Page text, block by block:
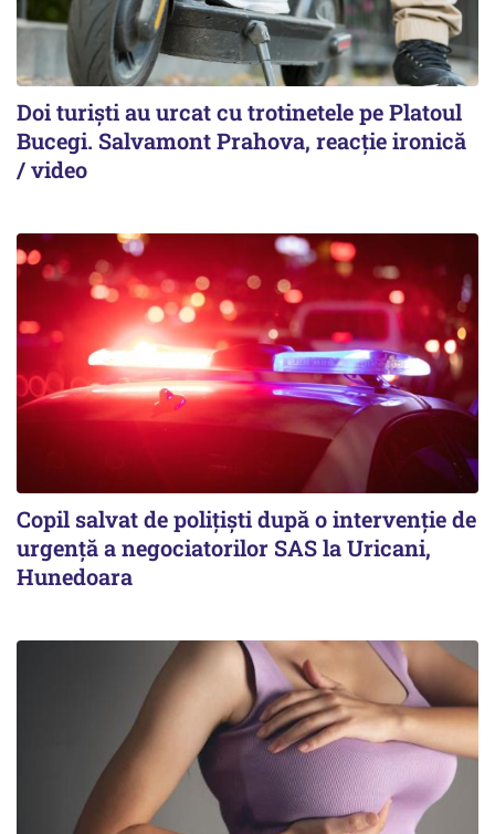
Doi turiști au urcat cu trotinetele pe Platoul
Bucegi. Salvamont Prahova, reacție ironică
/ video
Copil salvat de polițiști după o intervenție de
urgență a negociatorilor SAS la Uricani,
Hunedoara